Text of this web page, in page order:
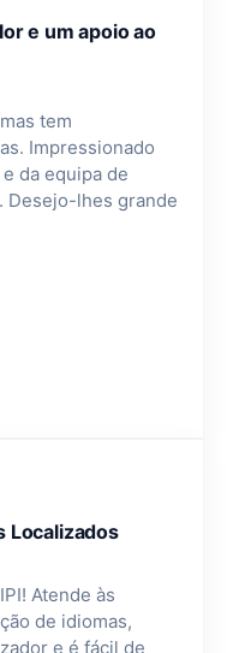
e um apoio ao
tem
Impressionado
da equipa de
Desejo-lhes grande
Localizados
Atende às
de idiomas,
e é fácil de